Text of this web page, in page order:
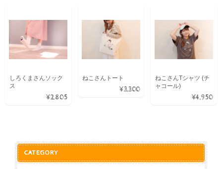
しろくまさんソック
ス
¥2,805
ねこさんトート
¥3,300
ねこさんTシャツ (チ
ャコール)
¥4,950
CATEGORY